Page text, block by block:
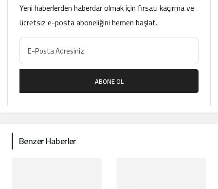
Yeni haberlerden haberdar olmak için fırsatı kaçırma ve
ücretsiz e-posta aboneliğini hemen başlat.
ABONE OL
Benzer Haberler